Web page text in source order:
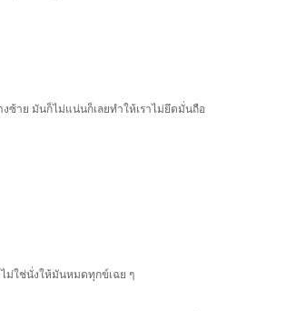
งซ้าย มันก็ไม่แน่นก็เลยทำให้เราไม่ยึดมั่นถือ
ม่ใช่นั่งให้มันหมดทุกข์เฉย ๆ